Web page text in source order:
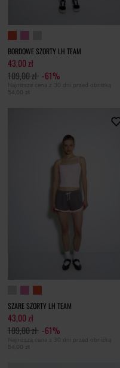
BORDOWE SZORTY LH TEAM
43,00 zł
109,00 zł -61%
Najniższa cena z 30 dni przed obniżką
54,00 zł
SZARE SZORTY LH TEAM
43,00 zł
109,00 zł -61%
Najniższa cena z 30 dni przed obniżką
54,00 zł